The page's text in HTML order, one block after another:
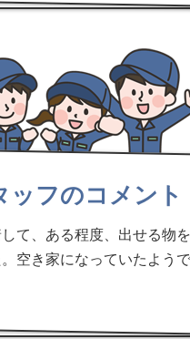
ッフのコメント
て、ある程度、出せる物
空き家になっていたよう